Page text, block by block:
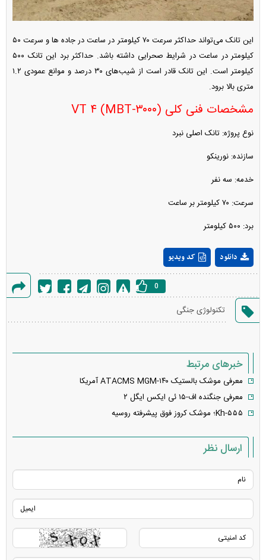
این تانک می‌تواند حداکثر سرعت ۷۰ کیلومتر در ساعت در جاده ها و سرعت ۵۰
کیلومتر در ساعت در شرایط صحرایی داشته باشد. حداکثر برد این تانک ۵۰۰
کیلومتر است. این تانک قادر است از شیب‌های ۳۰ درصد و موانع عمودی ۱.۲
متری بالا برود.
مشخصات فنی کلی VT ۴ (MBT-۳۰۰۰)
نوع پروژه: تانک اصلی نبرد
سازنده: نورینکو
خدمه: سه نفر
سرعت: ۷۰ کیلومتر بر ساعت
برد: ۵۰۰ کیلومتر
Play
Video
کد ویدیو دانلود
خطا
0
تکنولوژی جنگی
خبرهای مرتبط
معرفی موشک بالستیک ATACMS MGM-۱۴۰ آمریکا
معرفی جنگنده اف-۱۵ ئی ایکس ایگل ۲
Kh-۵۵۵؛ موشک کروز فوق پیشرفته روسیه
ارسال نظر